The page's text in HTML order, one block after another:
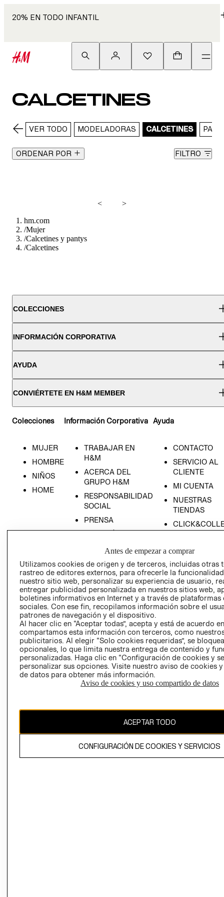
20% EN TODO INFANTIL
CALCETINES
VER TODO MODELADORAS CALCETINES
ORDENAR POR FILTRO
<
>
hm.com
/Mujer
/Calcetines y pantys
/Calcetines
COLECCIONES
INFORMACIÓN CORPORATIVA
AYUDA
CONVIÉRTETE EN H&M MEMBER
Colecciones
MUJER
HOMBRE
NIÑOS
HOME
Información Corporativa
TRABAJAR EN
H&M
ACERCA DEL
GRUPO H&M
RESPONSABILIDAD
SOCIAL
PRENSA
EMPRESARIAL
Ayuda
CONTACTO
SERVICIO AL
CLIENTE
MI CUENTA
NUESTRAS
TIENDAS
TÉRMINOS Y
CONDICIONES
AVISO DE
PRIVACIDAD
GIFT CARD
AVISO DE
COOKIES
Antes de empezar a comprar
Utilizamos cookies de origen y de terceros, incluidas otras
rastreo de editores externos, para ofrecerle la
nuestro sitio web, personalizar su experiencia de usuario,
entregar publicidad personalizada en nuestros sitios web,
boletines informativos en Internet y a través de plataformas
sociales. Con ese fin, recopilamos información sobre el
patrones de navegación y el dispositivo.
Al hacer clic en “Aceptar todas”, acepta y está de acuerdo
compartamos esta información con terceros, como
publicitarios. Al elegir “Solo cookies requeridas”, se
opcionales, lo que limita nuestra entrega de contenido y
personalizadas. Haga clic en “Configuración de cookies y
personalizar sus opciones. Visite nuestro aviso de cookies
de datos para obtener más información.
Aviso de cookies y uso compartido de datos
ACEPTAR TODO
CONFIGURACIÓN DE COOKIES Y SERVICIOS